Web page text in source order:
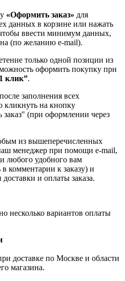
«Оформить заказ» для
данных в корзине или нажать
ввести минимум данных,
(по желанию e-mail).
только одной позиции из
оформить покупку при
клик”.
заполнения всех
на кнопку
(при оформлении через
из вышеперечисленных
менеджер при помощи e-mail,
любого удобного вам
комментарии к заказу) и
и оплаты заказа.
несколько вариантов оплаты
доставке по Москве и области
магазина.